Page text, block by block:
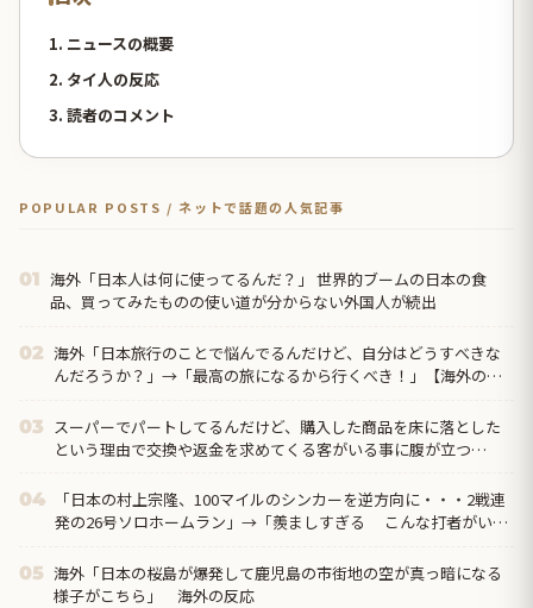
1. ニュースの概要
2. タイ人の反応
3. 読者のコメント
POPULAR POSTS / ネットで話題の人気記事
01 海外「日本人は何に使ってるんだ？」 世界的ブームの日本の食
品、買ってみたものの使い道が分からない外国人が続出
02 海外「日本旅行のことで悩んでるんだけど、自分はどうすべきな
んだろうか？」→「最高の旅になるから行くべき！」【海外の反
03
スーパーでパートしてるんだけど、購入した商品を床に落とした
という理由で交換や返金を求めてくる客がいる事に腹が立つ…
04
「日本の村上宗隆、100マイルのシンカーを逆方向に・・・2戦連
発の26号ソロホームラン」→「羨ましすぎる こんな打者がいな
05 海外「日本の桜島が爆発して鹿児島の市街地の空が真っ暗になる
様子がこちら」 海外の反応